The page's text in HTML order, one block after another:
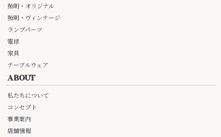
照明・オリジナル
照明・ヴィンテージ
ランプパーツ
電球
家具
テーブルウェア
ABOUT
私たちについて
コンセプト
事業案内
店舗情報